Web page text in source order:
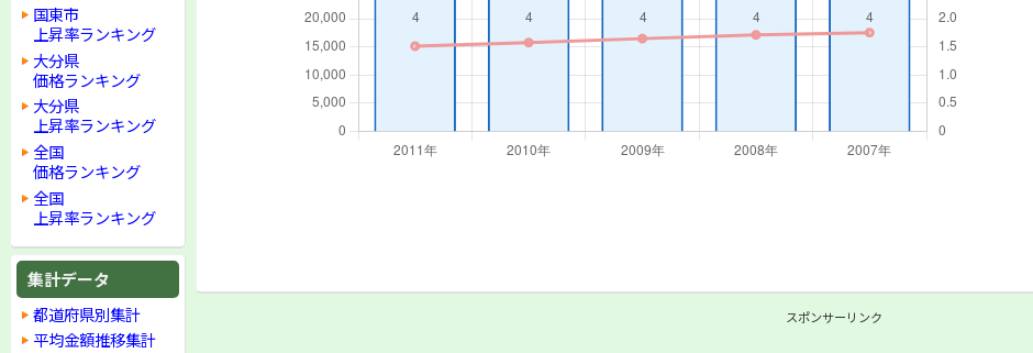
国東市
上昇率ランキング
大分県
価格ランキング
大分県
上昇率ランキング
全国
価格ランキング
全国
上昇率ランキング
集計データ
都道府県別集計
平均金額推移集計
スポンサーリンク